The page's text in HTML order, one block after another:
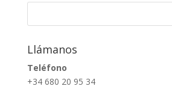
Llámanos
Teléfono
+34 680 20 95 34